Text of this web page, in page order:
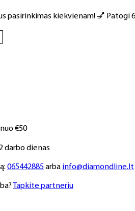
pasirinkimas kiekvienam! 💅
€50
darbo dienas
065442885arba info@diamondline.lt
Tapkite partneriu